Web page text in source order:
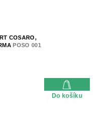
COSARO,
POSO 001
Do košíku